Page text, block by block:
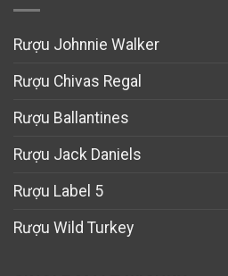
Rượu Johnnie Walker
Rượu Chivas Regal
Rượu Ballantines
Rượu Jack Daniels
Rượu Label 5
Rượu Wild Turkey